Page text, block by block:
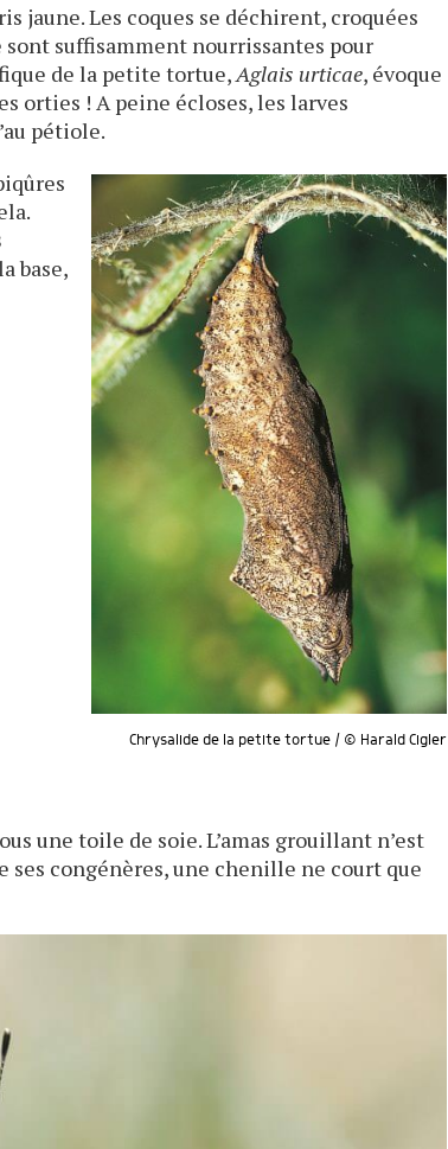
jaune. Les coques se déchirent, croquées
sont suffisamment nourrissantes pour
de la petite tortue,Aglais urticae, évoque
orties ! A peine écloses, les larves
pétiole.
Chrysalide de la petite tortue / © Harald Cigler
base,
une toile de soie. L’amas grouillant n’est
ses congénères, une chenille ne court que